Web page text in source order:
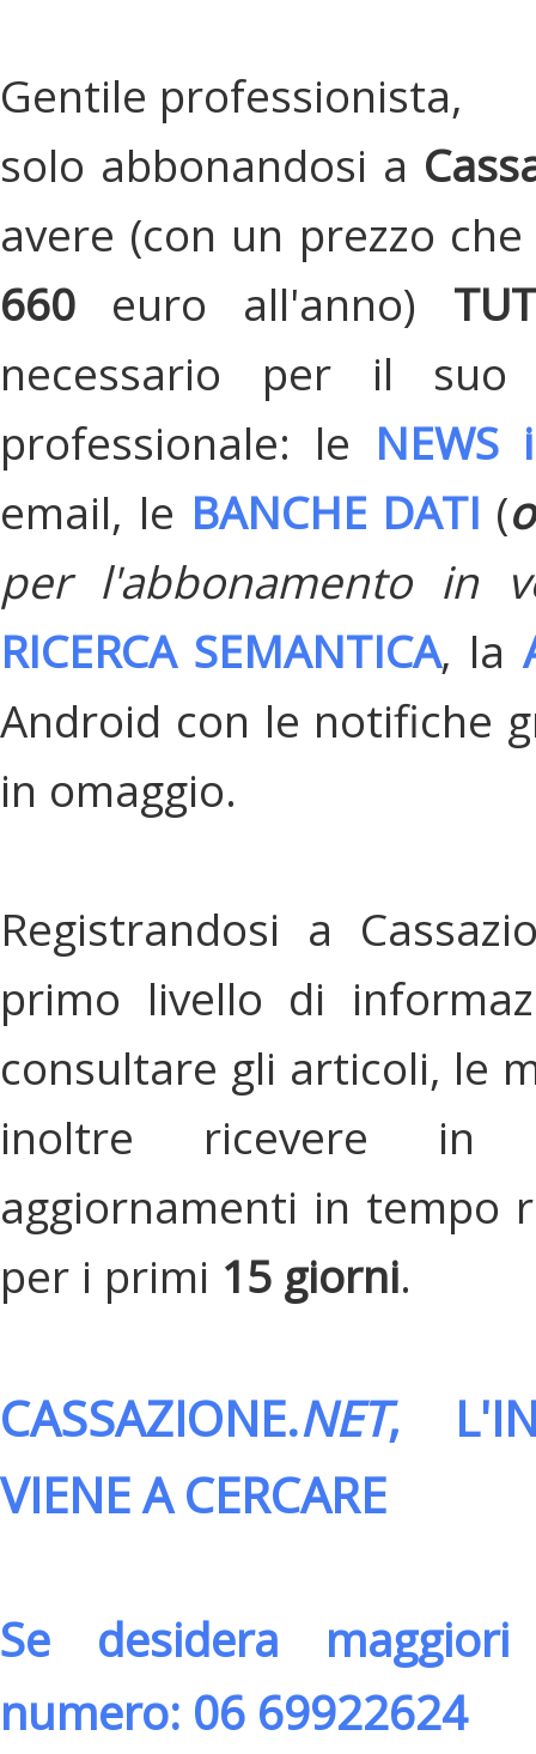
Gentile professionista,
solo abbonandosi a
avere (con un prezzo
660 euro all'anno)
necessario per il suo
professionale: le
email, le BANCHE DATI (
per l'abbonamento in
RICERCA SEMANTICA, la
Android con le notifiche
in omaggio.
Registrandosi a
primo livello di
consultare gli articoli, le
inoltre ricevere in
aggiornamenti in tempo
per i primi 15 giorni.
CASSAZIONE.NET,
VIENE A CERCARE
Se desidera
numero: 06 69922624